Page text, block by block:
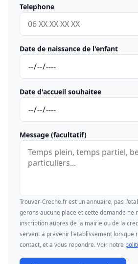
Telephone
Date de naissance de l'enfant
Date d'accueil souhaitee
Message (facultatif)
Trouver-Creche.fr est un annuaire, pas
gerons aucune place et cette demande ne
inscription aupres de la mairie ou de la
servent a prevenir l'etablissement lorsque
contact, et a vous repondre. Voir notre